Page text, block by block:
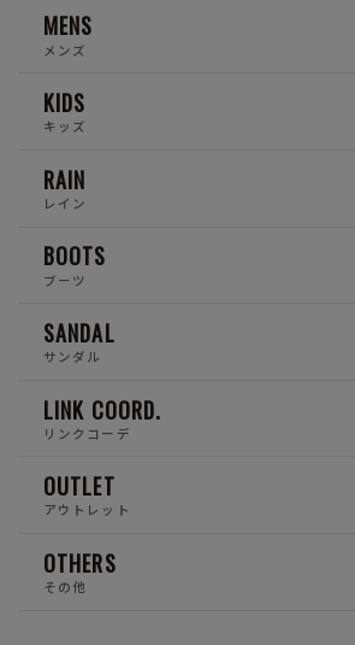
MENS
メンズ
KIDS
キッズ
RAIN
レイン
BOOTS
ブーツ
SANDAL
サンダル
LINK COORD.
リンクコーデ
OUTLET
アウトレット
OTHERS
その他